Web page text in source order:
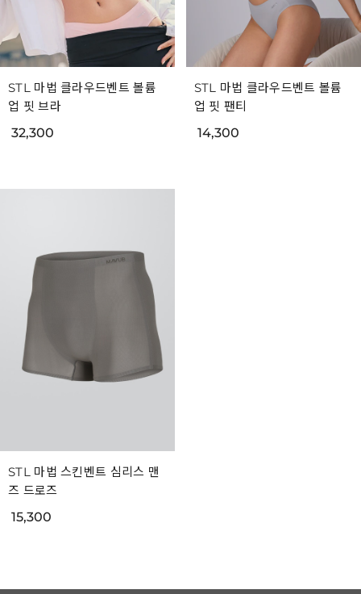
STL 마법 클라우드벤트 볼륨
업 핏 브라
32,300
STL 마법 클라우드벤트 볼륨
업 핏 팬티
14,300
STL 마법 스킨벤트 심리스 맨
즈 드로즈
15,300